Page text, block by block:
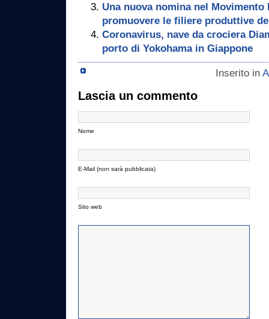
Una nuova nomina nel
promuovere le filiere produttive
Coronavirus, nave da crociera
porto di Yokohama in Giappone
Inserito in
Lascia un commento
Nome
E-Mail (non sarà pubblicata)
Sito web